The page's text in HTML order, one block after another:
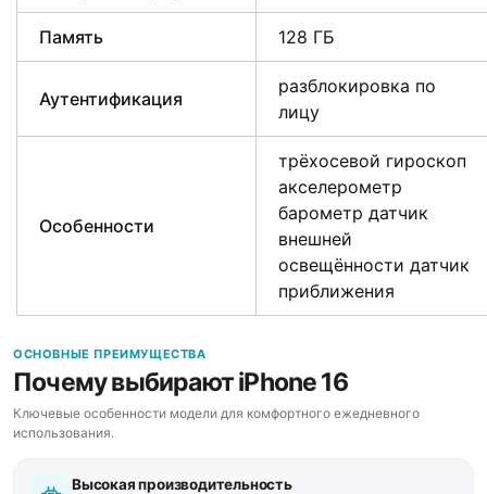
Память 128 ГБ
Аутентификация
разблокировка по
лицу
Особенности
трёхосевой гироскоп
акселерометр
барометр датчик
внешней
освещённости датчик
приближения
ОСНОВНЫЕ ПРЕИМУЩЕСТВА
Почему выбирают iPhone 16
Ключевые особенности модели для комфортного ежедневного
использования.
Высокая производительность